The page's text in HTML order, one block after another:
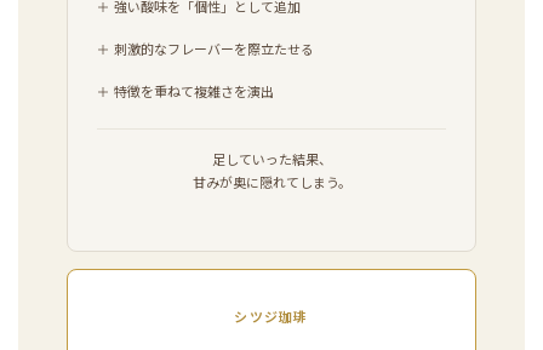
＋ 強い酸味を「個性」として追加
＋ 刺激的なフレーバーを際立たせる
＋ 特徴を重ねて複雑さを演出
足していった結果、
甘みが奥に隠れてしまう。
シツジ珈琲